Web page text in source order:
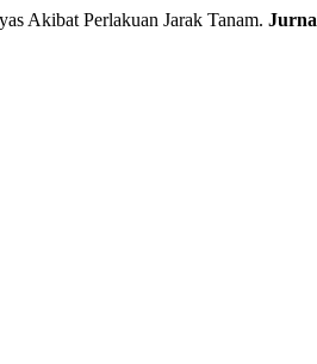
Akibat Perlakuan Jarak Tanam.